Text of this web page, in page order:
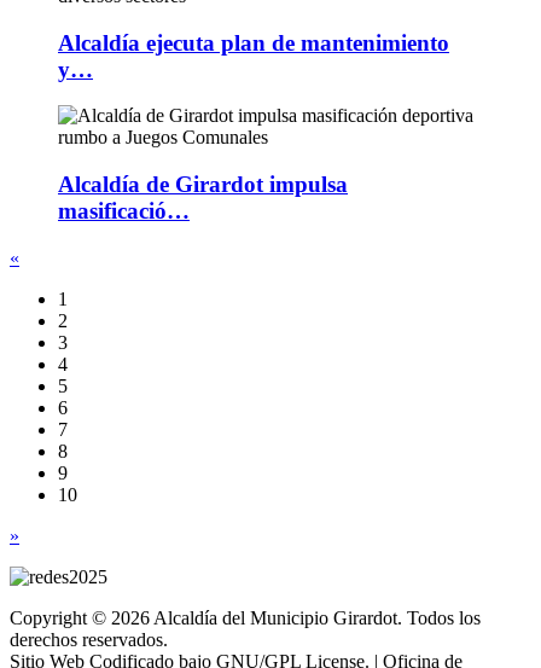
Alcaldía ejecuta plan de mantenimiento
y…
Alcaldía de Girardot impulsa
masificació…
«
1
2
3
4
5
6
7
8
9
10
»
Copyright © 2026 Alcaldía del Municipio Girardot. Todos los
derechos reservados.
Sitio Web Codificado bajo GNU/GPL License. | Oficina de